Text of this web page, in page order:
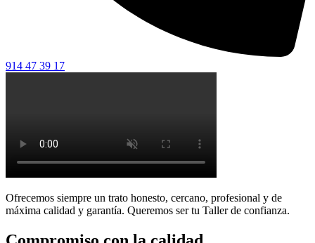
914 47 39 17
Ofrecemos siempre un trato honesto, cercano, profesional y de
máxima calidad y garantía. Queremos ser tu Taller de confianza.